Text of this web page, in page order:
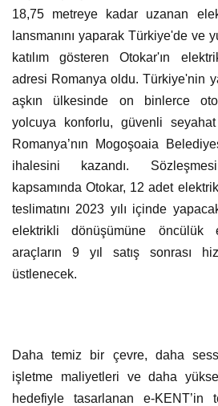
18,75 metreye kadar uzanan
lansmanını yaparak Türkiye'de ve
katılım gösteren Otokar'ın
adresi Romanya oldu. Türkiye'nin
aşkın ülkesinde on binlerce
yolcuya konforlu, güvenli
Romanya’nın Mogoşoaia
ihalesini kazandı.
kapsamında Otokar, 12 adet
teslimatını 2023 yılı içinde
elektrikli dönüşümüne öncülük
araçların 9 yıl satış sonrası
üstlenecek.
Daha temiz bir çevre, daha
işletme maliyetleri ve daha
hedefiyle tasarlanan e-KENT’in